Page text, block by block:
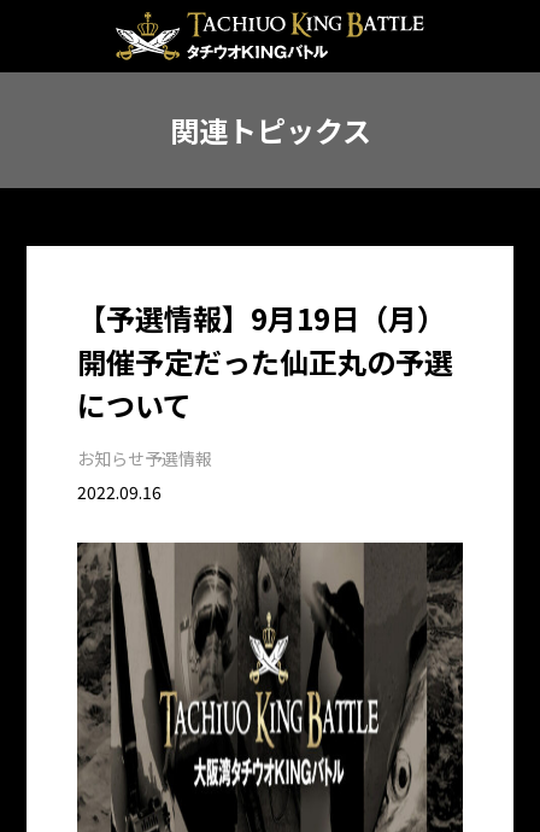
関連トピックス
【予選情報】9月19日（月）
開催予定だった仙正丸の予選
について
お知らせ予選情報
2022.09.16